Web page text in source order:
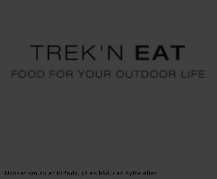
Uanset om du er til fods, på en båd, i en hytte eller